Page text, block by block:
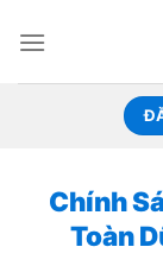
Chính
Toàn